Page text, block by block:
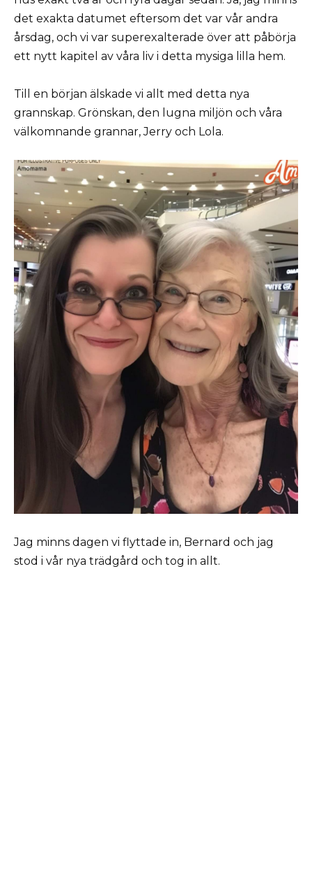
det exakta datumet eftersom det var vår andra
årsdag, och vi var superexalterade över att påbörja
ett nytt kapitel av våra liv i detta mysiga lilla hem.
Till en början älskade vi allt med detta nya
grannskap. Grönskan, den lugna miljön och våra
välkomnande grannar, Jerry och Lola.
Jag minns dagen vi flyttade in, Bernard och jag
stod i vår nya trädgård och tog in allt.